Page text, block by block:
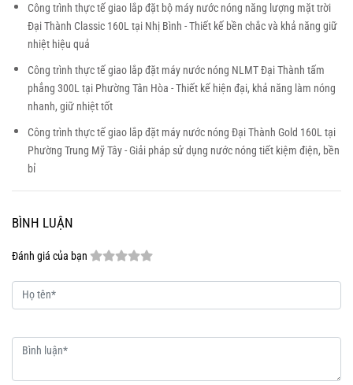
Công trình thực tế giao lắp đặt bộ máy nước nóng năng lượng mặt trời
Đại Thành Classic 160L tại Nhị Bình - Thiết kế bền chắc và khả năng giữ
nhiệt hiệu quả
Công trình thực tế giao lắp đặt máy nước nóng NLMT Đại Thành tấm
phẳng 300L tại Phường Tân Hòa - Thiết kế hiện đại, khả năng làm nóng
nhanh, giữ nhiệt tốt
Công trình thực tế giao lắp đặt máy nước nóng Đại Thành Gold 160L tại
Phường Trung Mỹ Tây - Giải pháp sử dụng nước nóng tiết kiệm điện, bền
bỉ
BÌNH LUẬN
Đánh giá của bạn